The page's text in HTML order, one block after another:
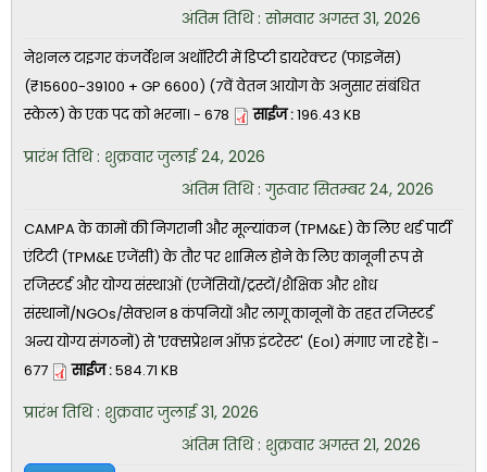
अंतिम तिथि : सोमवार अगस्त 31, 2026
नेशनल टाइगर कंजर्वेशन अथॉरिटी में डिप्टी डायरेक्टर (फाइनेंस)
(₹15600-39100 + GP 6600) (7वें वेतन आयोग के अनुसार संबंधित
स्केल) के एक पद को भरना। - 678
साईज :196.43 KB
प्रारंभ तिथि : शुक्रवार जुलाई 24, 2026
अंतिम तिथि : गुरूवार सितम्बर 24, 2026
CAMPA के कामों की निगरानी और मूल्यांकन (TPM&E) के लिए थर्ड पार्टी
एंटिटी (TPM&E एजेंसी) के तौर पर शामिल होने के लिए कानूनी रूप से
रजिस्टर्ड और योग्य संस्थाओं (एजेंसियों/ट्रस्टों/शैक्षिक और शोध
संस्थानों/NGOs/सेक्शन 8 कंपनियों और लागू कानूनों के तहत रजिस्टर्ड
अन्य योग्य संगठनों) से 'एक्सप्रेशन ऑफ़ इंटरेस्ट' (EoI) मंगाए जा रहे हैं। -
677
साईज :584.71 KB
प्रारंभ तिथि : शुक्रवार जुलाई 31, 2026
अंतिम तिथि : शुक्रवार अगस्त 21, 2026